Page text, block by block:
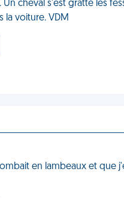
cheval s'est gratté les
la voiture. VDM
en lambeaux et que